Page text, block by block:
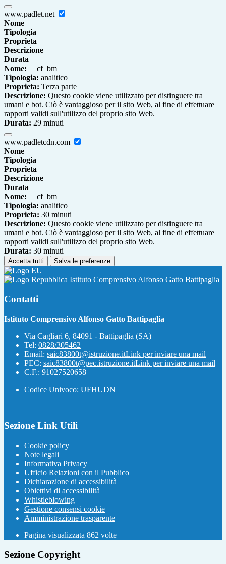
www.padlet.net
Nome
Tipologia
Proprieta
Descrizione
Durata
Nome: __cf_bm
Tipologia: analitico
Proprieta: Terza parte
Descrizione: Questo cookie viene utilizzato per distinguere tra
umani e bot. Ciò è vantaggioso per il sito Web, al fine di effettuare
rapporti validi sull'utilizzo del proprio sito Web.
Durata: 29 minuti
www.padletcdn.com
Nome
Tipologia
Proprieta
Descrizione
Durata
Nome: __cf_bm
Tipologia: analitico
Proprieta: 30 minuti
Descrizione: Questo cookie viene utilizzato per distinguere tra
umani e bot. Ciò è vantaggioso per il sito Web, al fine di effettuare
rapporti validi sull'utilizzo del proprio sito Web.
Durata: 30 minuti
Accetta tutti Salva le preferenze
Istituto Comprensivo Alfonso Gatto Battipaglia
Contatti
Istituto Comprensivo Alfonso Gatto Battipaglia
Via Cagliari 6, 84091 - Battipaglia (SA)
Tel: 0828/305462
Email: saic83800t@istruzione.itLink per inviare una mail
PEC: saic83800t@pec.istruzione.itLink per inviare una mail
C.F.: 91027520658
Codice Univoco: UFHUDN
Sezione Link Utili
Cookie policy
Note legali
Informativa Privacy
Ufficio Relazioni con il Pubblico
Dichiarazione di accessibilità
Obiettivi di accessibilità
Whistleblowing
Gestione consensi cookie
Amministrazione trasparente
Pagina visualizzata 862 volte
Sezione Copyright